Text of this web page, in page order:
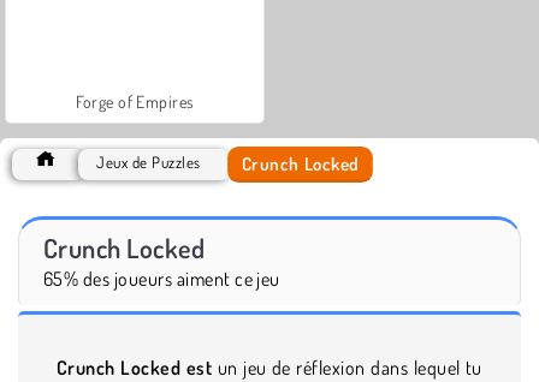
Forge of Empires
Jeux de Puzzles Crunch Locked
Crunch Locked
65% des joueurs aiment ce jeu
Crunch Locked est un jeu de réflexion dans lequel tu